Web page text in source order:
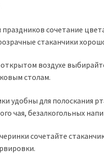
сочетание
стаканчики
воздухе
столам.
удобны для полоскания
чая, безалкогольных
сочетайте